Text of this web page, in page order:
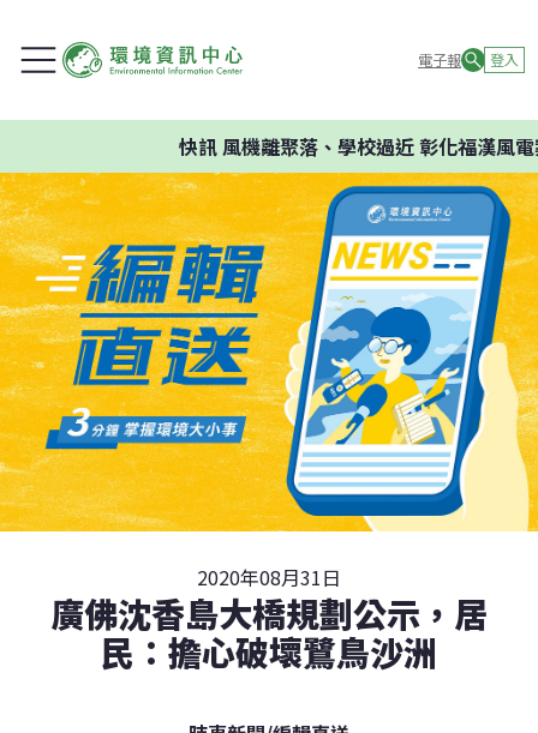
電子報 登入
快訊風機離聚落、學校過近 彰化福漢風電
2020年08月31日
廣佛沈香島大橋規劃公示，居
民：擔心破壞鷺鳥沙洲